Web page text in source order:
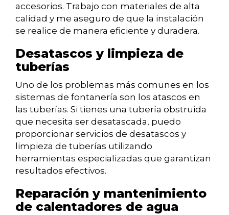
accesorios. Trabajo con materiales de alta
calidad y me aseguro de que la instalación
se realice de manera eficiente y duradera.
Desatascos y limpieza de
tuberías
Uno de los problemas más comunes en los
sistemas de fontanería son los atascos en
las tuberías. Si tienes una tubería obstruida
que necesita ser desatascada, puedo
proporcionar servicios de desatascos y
limpieza de tuberías utilizando
herramientas especializadas que garantizan
resultados efectivos.
Reparación y mantenimiento
de calentadores de agua